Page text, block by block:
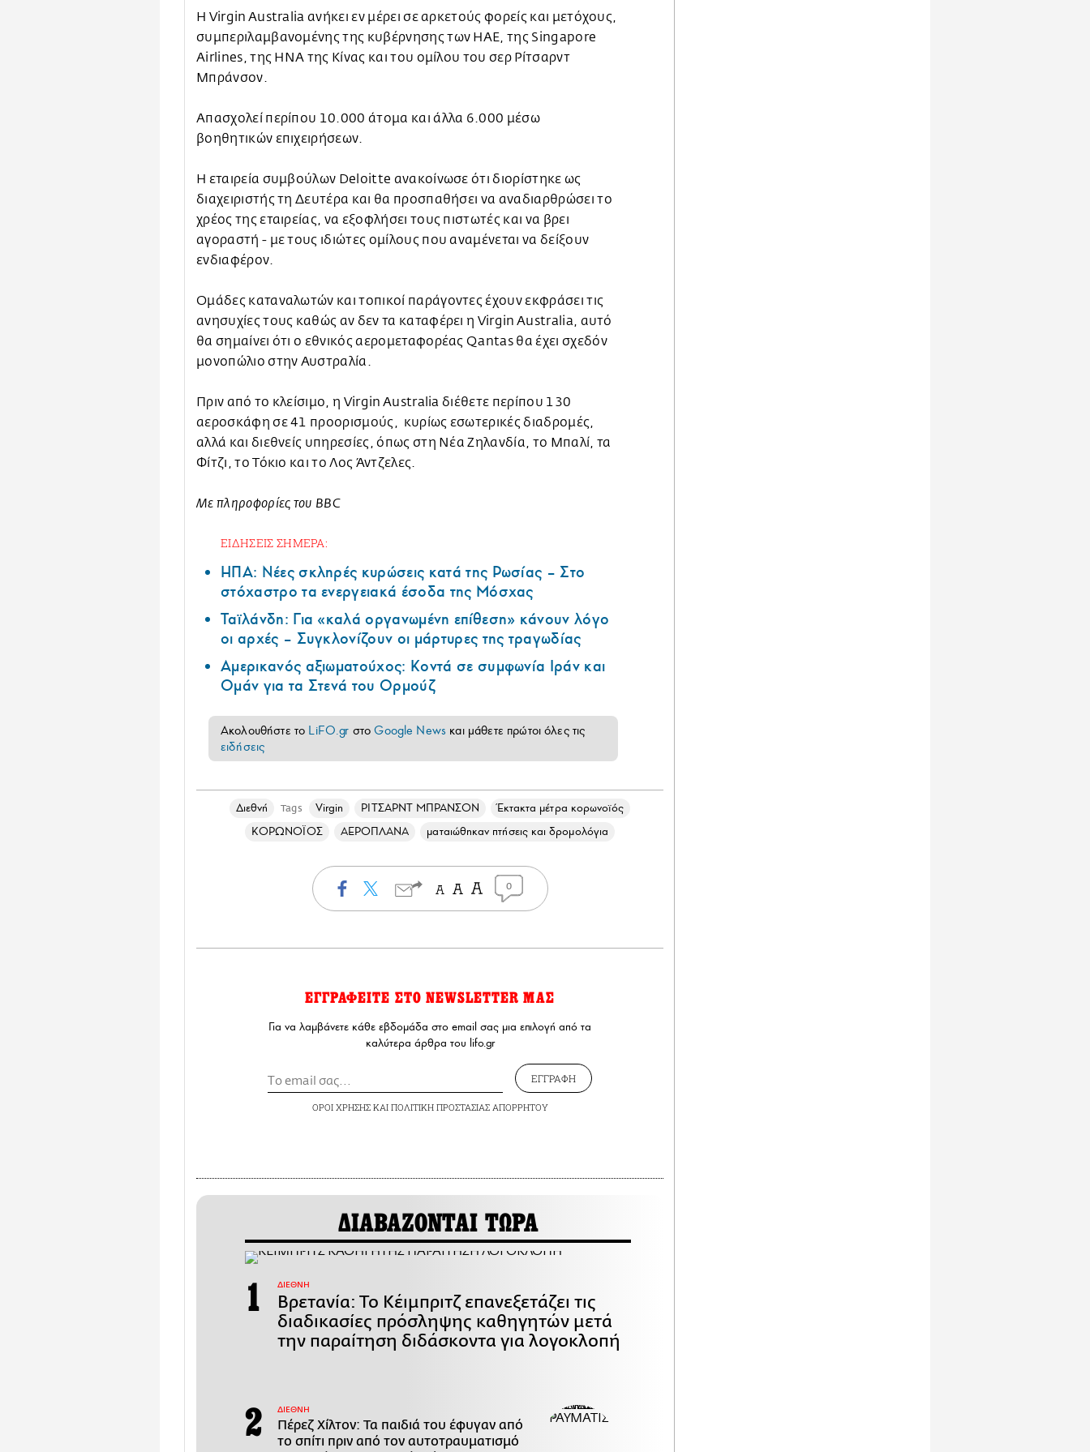
Η Virgin Australia ανήκει εν μέρει σε αρκετούς φορείς και μετόχους,
συμπεριλαμβανομένης της κυβέρνησης των ΗΑΕ, της Singapore
Airlines, της HNA της Κίνας και του ομίλου του σερ Ρίτσαρντ
Μπράνσον.
Απασχολεί περίπου 10.000 άτομα και άλλα 6.000 μέσω
βοηθητικών επιχειρήσεων.
Η εταιρεία συμβούλων Deloitte ανακοίνωσε ότι διορίστηκε ως
διαχειριστής τη Δευτέρα και θα προσπαθήσει να αναδιαρθρώσει το
χρέος της εταιρείας, να εξοφλήσει τους πιστωτές και να βρει
αγοραστή - με τους ιδιώτες ομίλους που αναμένεται να δείξουν
ενδιαφέρον.
Ομάδες καταναλωτών και τοπικοί παράγοντες έχουν εκφράσει τις
ανησυχίες τους καθώς αν δεν τα καταφέρει η Virgin Australia, αυτό
θα σημαίνει ότι ο εθνικός αερομεταφορέας Qantas θα έχει σχεδόν
μονοπώλιο στην Αυστραλία.
Πριν από το κλείσιμο, η Virgin Australia διέθετε περίπου 130
αεροσκάφη σε 41 προορισμούς, κυρίως εσωτερικές διαδρομές,
αλλά και διεθνείς υπηρεσίες, όπως στη Νέα Ζηλανδία, το Μπαλί, τα
Φίτζι, το Τόκιο και το Λος Άντζελες.
Με πληροφορίες του BBC
ΕΙΔΗΣΕΙΣ ΣΗΜΕΡΑ:
ΗΠΑ: Nέες σκληρές κυρώσεις κατά της Ρωσίας – Στο
στόχαστρο τα ενεργειακά έσοδα της Μόσχας
Ταϊλάνδη: Για «καλά οργανωμένη επίθεση» κάνουν λόγο
οι αρχές – Συγκλονίζουν οι μάρτυρες της τραγωδίας
Αμερικανός αξιωματούχος: Κοντά σε συμφωνία Ιράν και
Ομάν για τα Στενά του Ορμούζ
Ακολουθήστε το LiFO.gr στοGoogle News και μάθετε πρώτοι όλες τις
ειδήσεις
Διεθνή Tags Virgin ΡΙΤΣΑΡΝΤ ΜΠΡΑΝΣΟΝ
Έκτακτα μέτρα κορωνοϊός
ΚΟΡΩΝΟΪΟΣ
ΑΕΡΟΠΛΑΝΑ ματαιώθηκαν πτήσεις και δρομολόγια
0
ΕΓΓΡΑΦΕΙΤΕ ΣΤΟ NEWSLETTER ΜΑΣ
Για να λαμβάνετε κάθε εβδομάδα στο email σας μια επιλογή από τα
καλύτερα άρθρα του lifo.gr
ΕΓΓΡΑΦΗ
ΟΡΟΙ ΧΡΗΣΗΣΚΑΙ ΠΟΛΙΤΙΚΗ ΠΡΟΣΤΑΣΙΑΣ ΑΠΟΡΡΗΤΟΥ
ΔΙΑΒΑΖΟΝΤΑΙ ΤΩΡΑ
ΔΙΕΘΝΗ
Βρετανία: Το Κέιμπριτζ επανεξετάζει τις
διαδικασίες πρόσληψης καθηγητών μετά
την παραίτηση διδάσκοντα για λογοκλοπή
ΔΙΕΘΝΗ
Πέρεζ Χίλτον: Τα παιδιά του έφυγαν από
το σπίτι πριν από τον αυτοτραυματισμό